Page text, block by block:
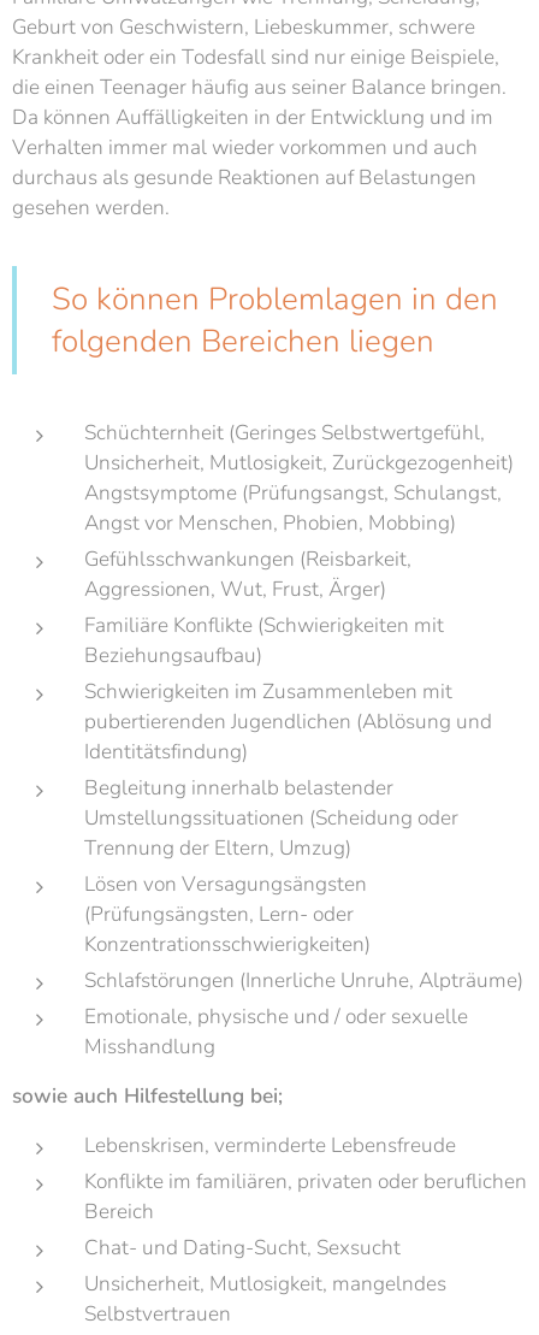
Geburt von Geschwistern, Liebeskummer, schwere
Krankheit oder ein Todesfall sind nur einige Beispiele,
die einen Teenager häufig aus seiner Balance bringen.
Da können Auffälligkeiten in der Entwicklung und im
Verhalten immer mal wieder vorkommen und auch
durchaus als gesunde Reaktionen auf Belastungen
gesehen werden.
So können Problemlagen in den
folgenden Bereichen liegen
Schüchternheit (Geringes Selbstwertgefühl,
Unsicherheit, Mutlosigkeit, Zurückgezogenheit)
Angstsymptome (Prüfungsangst, Schulangst,
Angst vor Menschen, Phobien, Mobbing)
Gefühlsschwankungen (Reisbarkeit,
Aggressionen, Wut, Frust, Ärger)
Familiäre Konflikte (Schwierigkeiten mit
Beziehungsaufbau)
Schwierigkeiten im Zusammenleben mit
pubertierenden Jugendlichen (Ablösung und
Identitätsfindung)
Begleitung innerhalb belastender
Umstellungssituationen (Scheidung oder
Trennung der Eltern, Umzug)
Lösen von Versagungsängsten
(Prüfungsängsten, Lern- oder
Konzentrationsschwierigkeiten)
Schlafstörungen (Innerliche Unruhe, Alpträume)
Emotionale, physische und / oder sexuelle
Misshandlung
sowie auch Hilfestellung bei;
Lebenskrisen, verminderte Lebensfreude
Konflikte im familiären, privaten oder beruflichen
Bereich
Chat- und Dating-Sucht, Sexsucht
Unsicherheit, Mutlosigkeit, mangelndes
Selbstvertrauen